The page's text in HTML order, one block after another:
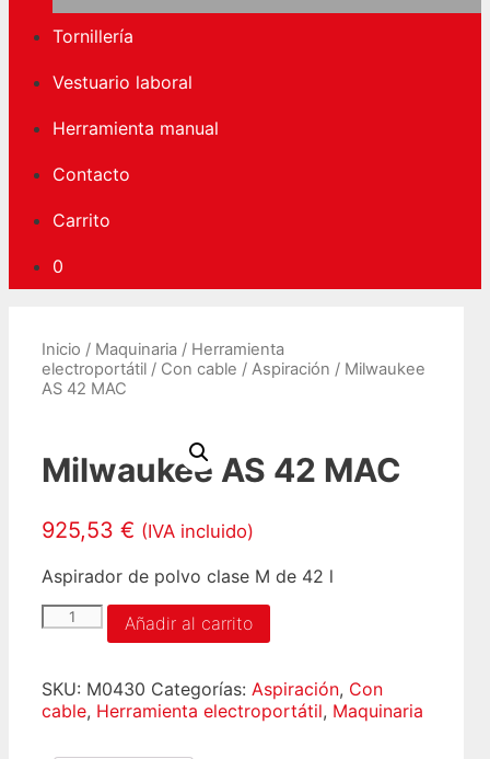
Tornillería
Vestuario laboral
Herramienta manual
Contacto
Carrito
0
Inicio / Maquinaria / Herramienta
electroportátil / Con cable / Aspiración / Milwaukee
AS 42 MAC
Milwaukee AS 42 MAC
925,53 € (IVA incluido)
Aspirador de polvo clase M de 42 l
Milwaukee
AS
MAC
cantidad
Añadir al carrito
SKU: M0430 Categorías: Aspiración, Con
cable, Herramienta electroportátil, Maquinaria